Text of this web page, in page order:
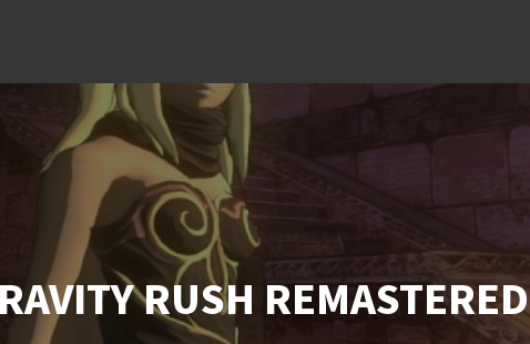
RUSH REMASTERED